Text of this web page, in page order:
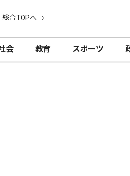
総合TOPへ
会 教育 スポーツ